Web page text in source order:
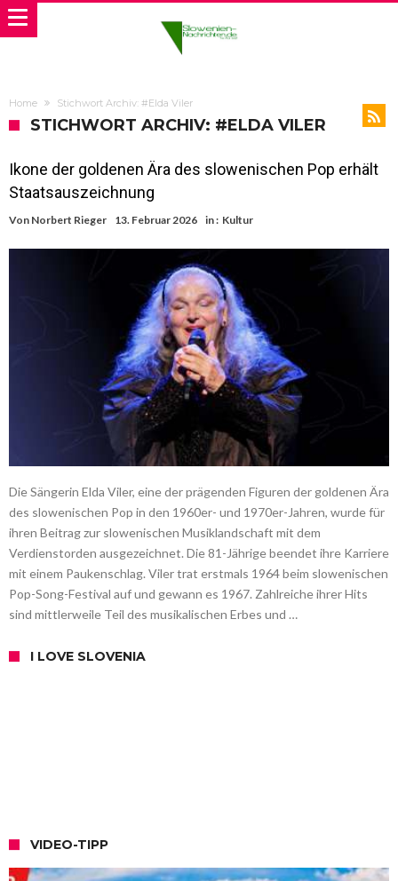
Home Stichwort Archiv: #Elda Viler
STICHWORT ARCHIV: #ELDA VILER
Ikone der goldenen Ära des slowenischen Pop erhält
Staatsauszeichnung
Von Norbert Rieger 13. Februar 2026 in : Kultur
Die Sängerin Elda Viler, eine der prägenden Figuren der goldenen Ära
des slowenischen Pop in den 1960er- und 1970er-Jahren, wurde für
ihren Beitrag zur slowenischen Musiklandschaft mit dem
Verdienstorden ausgezeichnet. Die 81-Jährige beendet ihre Karriere
mit einem Paukenschlag. Viler trat erstmals 1964 beim slowenischen
Pop-Song-Festival auf und gewann es 1967. Zahlreiche ihrer Hits
sind mittlerweile Teil des musikalischen Erbes und …
I LOVE SLOVENIA
VIDEO-TIPP